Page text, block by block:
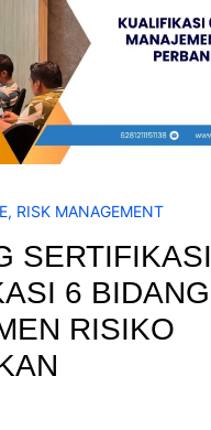
, RISK MANAGEMENT
SERTIFIKASI
6 BIDANG
RISIKO